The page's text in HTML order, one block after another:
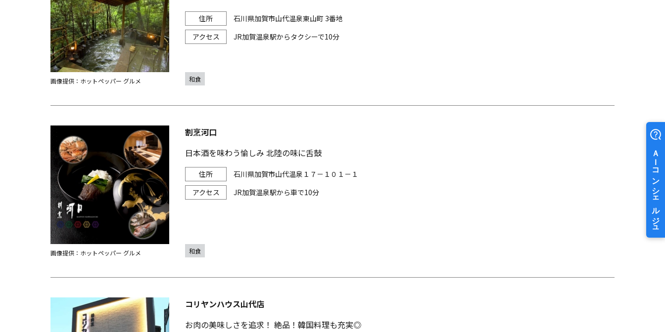
石川県加賀市山代温泉東山町 3番地
JR加賀温泉駅からタクシーで10分
画像提供：ホットペッパー グルメ 和食
割烹河口
日本酒を味わう愉しみ 北陸の味に舌鼓
石川県加賀市山代温泉１７－１０１－１
JR加賀温泉駅から車で10分
画像提供：ホットペッパー グルメ 和食
コリヤンハウス山代店
お肉の美味しさを追求！ 絶品！韓国料理も充実◎